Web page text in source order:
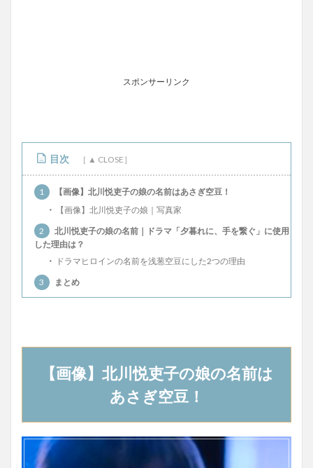
スポンサーリンク
目次
1
【画像】北川悦吏子の娘の名前はあさぎ空豆！
【画像】北川悦吏子の娘｜写真家
2
北川悦吏子の娘の名前｜ドラマ「夕暮れに、手を繋ぐ」に使用
した理由は？
ドラマヒロインの名前を浅葱空豆にした2つの理由
3
まとめ
【画像】北川悦吏子の娘の名前は
あさぎ空豆！